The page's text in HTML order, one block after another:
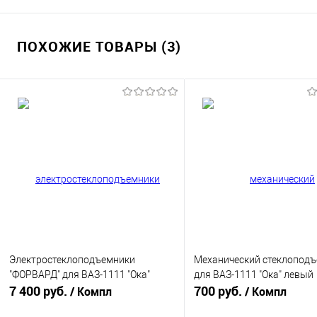
ПОХОЖИЕ ТОВАРЫ (3)
Электростеклоподъемники
"ФОРВАРД" для ВАЗ-1111 "Ока"
7 400 руб. / Компл
Механический
для ВАЗ-1111 "Ока" левый
700 руб. / Компл